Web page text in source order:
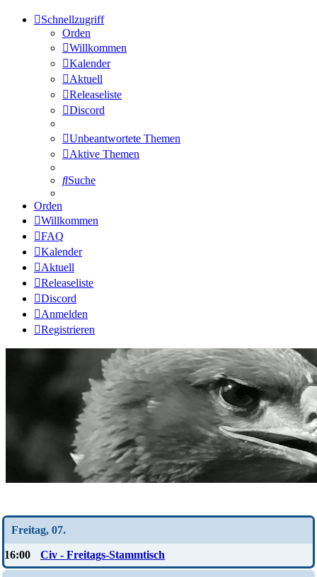
Schnellzugriff
Orden
Willkommen
Kalender
Aktuell
Releaseliste
Discord
Unbeantwortete Themen
Aktive Themen
Suche
Orden
Willkommen
FAQ
Kalender
Aktuell
Releaseliste
Discord
Anmelden
Registrieren
Freitag, 07.
16:00 Civ - Freitags-Stammtisch